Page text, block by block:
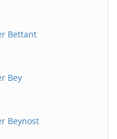
Bettant
Bey
Beynost